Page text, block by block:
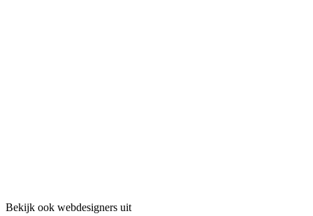
Bekijk ook webdesigners uit